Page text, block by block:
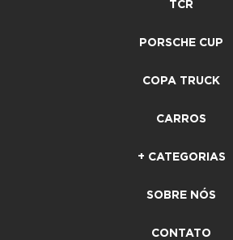
TCR
PORSCHE CUP
COPA TRUCK
CARROS
+ CATEGORIAS
SOBRE NÓS
CONTATO